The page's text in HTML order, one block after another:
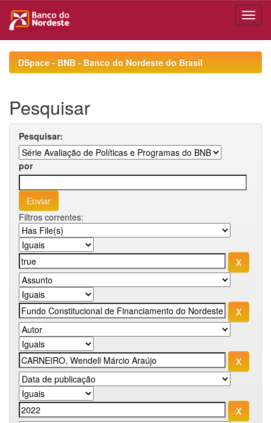
navigationDSpace - BNB - Banco do Nordeste do Brasil
Pesquisar
Pesquisar:
por
Filtros correntes: